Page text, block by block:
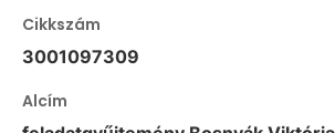
Cikkszám
3001097309
Alcím